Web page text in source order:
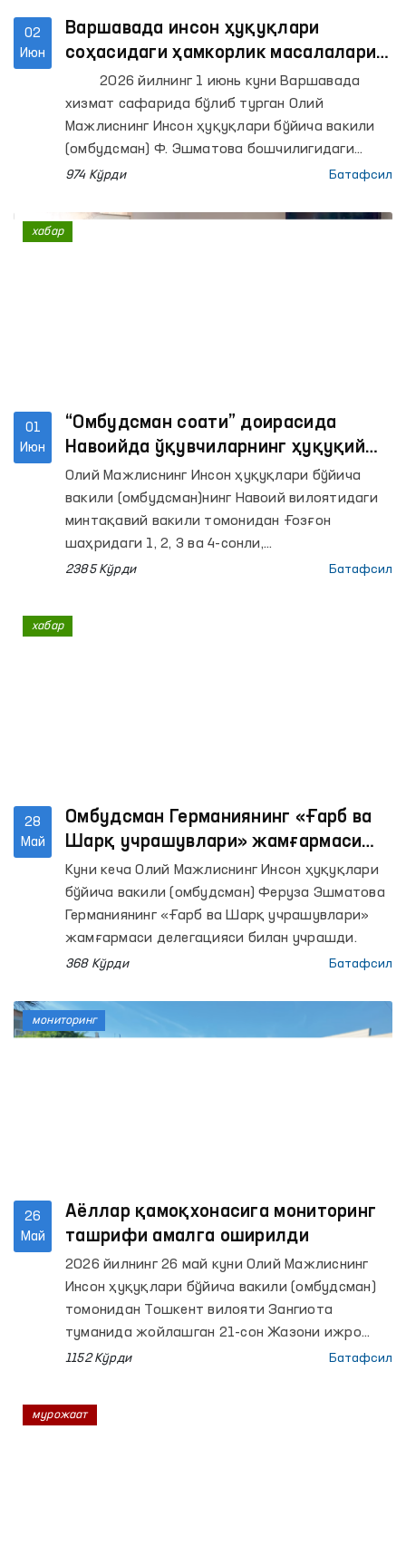
02
Июн
Варшавада инсон ҳуқуқлари
соҳасидаги ҳамкорлик масалалари
муҳокама қилинди
2026 йилнинг 1 июнь куни Варшавада
хизмат сафарида бўлиб турган Олий
Мажлиснинг Инсон ҳуқуқлари бўйича вакили
(омбудсман) Ф. Эшматова бошчилигидаги
делегация аъзолари Европада хавфсизлик ва
институтлар ва инсон ҳуқуқлари бўйича
бюроси (ДИИҲБ) директори Мария Телалиан
974 Кўрди Батафсил
01
Июн
“Омбудсман соати” доирасида
Навоийда ўқувчиларнинг ҳуқуқий
хабардорлиги оширилмоқда
Олий Мажлиснинг Инсон ҳуқуқлари бўйича
вакили (омбудсман)нинг Навоий вилоятидаги
минтақавий вакили томонидан Ғозғон
шаҳридаги 1, 2, 3 ва 4-сонли,
шунингдек Нурота туманидаги 2, 6, 27 ва 34-
ташкил этилди. Уларда жами 280 нафардан
2385 Кўрди Батафсил
хабар
28
Май
Омбудсман Германиянинг «Ғарб ва
Шарқ учрашувлари» жамғармаси
делегацияси билан ҳамкорлик
истиқболларини муҳокама қилди
Куни кеча Олий Мажлиснинг Инсон ҳуқуқлари
бўйича вакили (омбудсман) Феруза Эшматова
Германиянинг «Ғарб ва Шарқ учрашувлари»
жамғармаси делегацияси билан учрашди.
368 Кўрди Батафсил
хабар
26
Май
Аёллар қамоқхонасига мониторинг
ташрифи амалга оширилди
2026 йилнинг 26 май куни Олий Мажлиснинг
Инсон ҳуқуқлари бўйича вакили (омбудсман)
томонидан Тошкент вилояти Зангиота
туманида жойлашган 21-сон Жазони ижро
этиш колониясида мониторинг ташрифи
1152 Кўрди Батафсил
мониторинг
мурожаат